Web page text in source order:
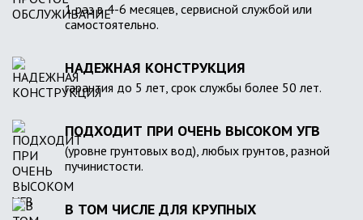
1 раз в 4-6 месяцев, сервисной службой или
самостоятельно.
НАДЕЖНАЯ КОНСТРУКЦИЯ
гарантия до 5 лет, срок службы более 50 лет.
ПОДХОДИТ ПРИ ОЧЕНЬ ВЫСОКОМ УГВ
(уровне грунтовых вод), любых грунтов, разной
пучинистости.
В ТОМ ЧИСЛЕ ДЛЯ КРУПНЫХ